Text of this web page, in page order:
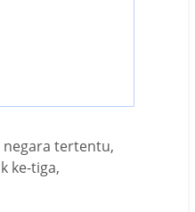
negara tertentu,
ke-tiga,